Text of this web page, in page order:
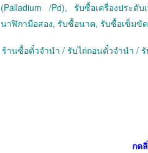
(Palladium /Pd), รับซื้อเครื่องประ
นาฬิกามือสอง, รับซื้อนาค, รับซื้อเข็มขั
ร้านซื้อตั๋วจำนำ / รับไถ่ถอนตั๋วจำนำ /
กด